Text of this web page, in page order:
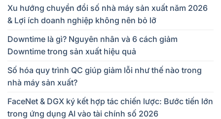
Xu hướng chuyển đổi số nhà máy sản xuất năm 2026
& Lợi ích doanh nghiệp không nên bỏ lỡ
Downtime là gì? Nguyên nhân và 6 cách giảm
Downtime trong sản xuất hiệu quả
Số hóa quy trình QC giúp giảm lỗi như thế nào trong
nhà máy sản xuất?
FaceNet & DGX ký kết hợp tác chiến lược: Bước tiến lớn
trong ứng dụng AI vào tài chính số 2026